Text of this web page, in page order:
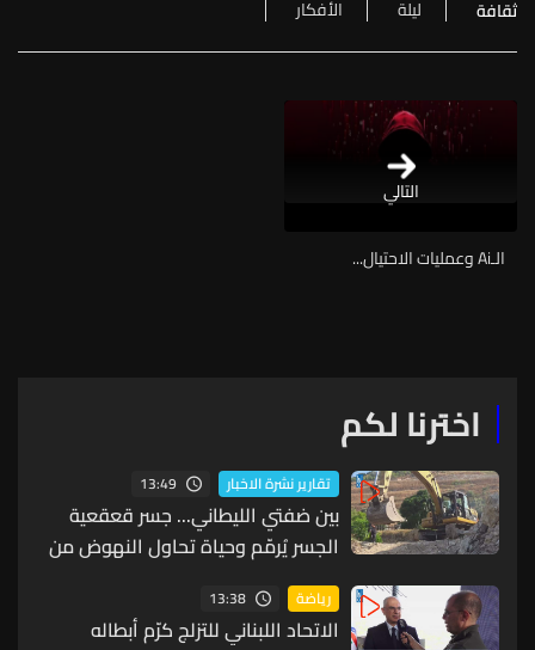
ثقافة
ليلة الأفكار
التالي
الـAi وعمليات الاحتيال...
اخترنا لكم
تقارير نشرة الاخبار 13:49
بين ضفتي الليطاني... جسر قعقعية
الجسر يُرمّم وحياة تحاول النهوض من
جديد
رياضة 13:38
الاتحاد اللبناني للتزلج كرّم أبطاله